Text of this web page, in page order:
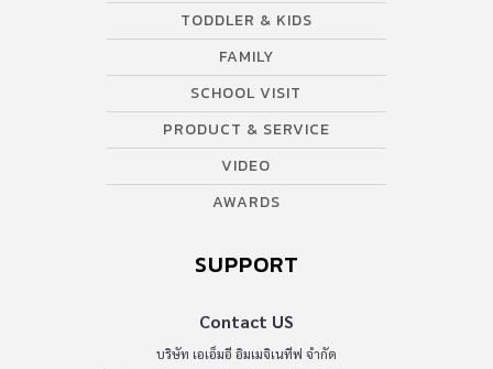
TODDLER & KIDS
FAMILY
SCHOOL VISIT
PRODUCT & SERVICE
VIDEO
AWARDS
SUPPORT
Contact US
บริษัท เอเอ็มอี อิมเมจิเนทีฟ จำกัด